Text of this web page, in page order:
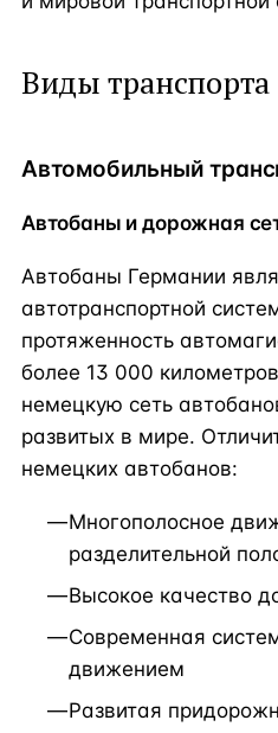
Виды транспорта
Автомобильный
Автобаны и дорожная
Автобаны Германии
автотранспортной
протяженность
более 13 000
немецкую сеть
развитых в мире.
немецких автобанов:
Многополосное
разделительной
Высокое качество
Современная
движением
Развитая